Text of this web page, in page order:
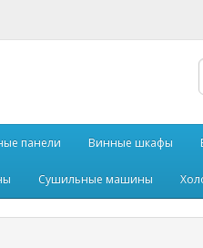
панели Винные шкафы
Сушильные машины